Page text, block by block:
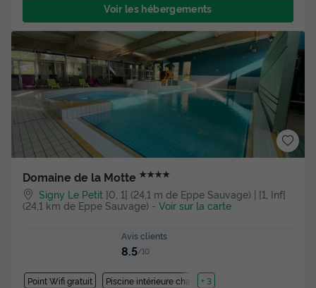
Voir les hébergements
Domaine de la Motte ★★★★
Signy Le Petit ]0, 1[ (24,1 m de Eppe Sauvage) | [1, Inf[
(24,1 km de Eppe Sauvage) - Voir sur la carte
Avis clients
8.5/10
Point Wifi gratuit Piscine intérieure chauffée
+ 3